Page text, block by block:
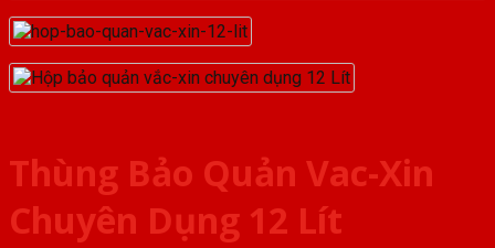
Thùng Bảo Quản Vac-Xin
Chuyên Dụng 12 Lít